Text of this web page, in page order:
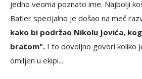
jedno veoma poznato ime. Najbolji
Batler specijalno je došao na meč
kako bi podržao Nikolu Jovića,
bratom". I to dovoljno govori koliko
omiljen u ekipi...